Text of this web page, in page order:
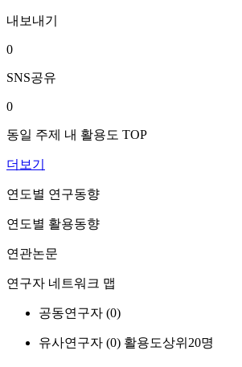
내보내기
0
SNS공유
0
동일 주제 내 활용도 TOP
더보기
연도별 연구동향
연도별 활용동향
연관논문
연구자 네트워크 맵
공동연구자 (0)
유사연구자 (0) 활용도상위20명